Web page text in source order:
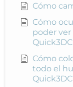
Cómo
Cómo
poder
Cómo
todo el